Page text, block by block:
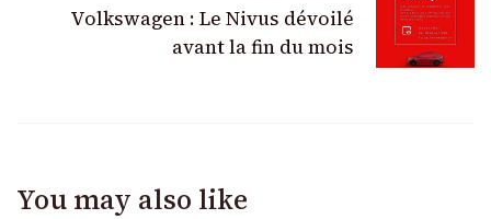
Volkswagen : Le Nivus dévoilé
avant la fin du mois
You may also like